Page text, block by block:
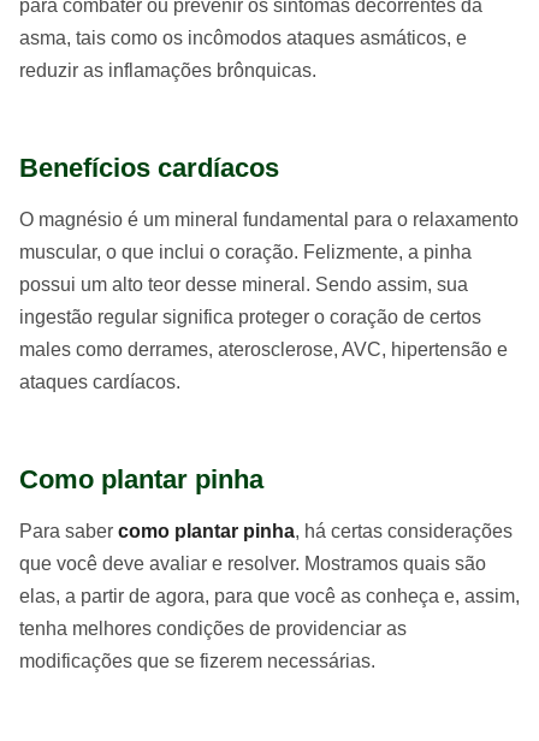
para combater ou prevenir os sintomas decorrentes da
asma, tais como os incômodos ataques asmáticos, e
reduzir as inflamações brônquicas.
Benefícios cardíacos
O magnésio é um mineral fundamental para o relaxamento
muscular, o que inclui o coração. Felizmente, a pinha
possui um alto teor desse mineral. Sendo assim, sua
ingestão regular significa proteger o coração de certos
males como derrames, aterosclerose, AVC, hipertensão e
ataques cardíacos.
Como plantar pinha
Para saber como plantar pinha, há certas considerações
que você deve avaliar e resolver. Mostramos quais são
elas, a partir de agora, para que você as conheça e, assim,
tenha melhores condições de providenciar as
modificações que se fizerem necessárias.